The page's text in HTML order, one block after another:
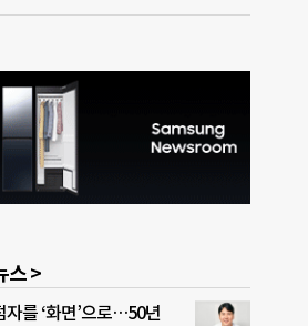
스 >
자를 ‘화면’으로…50년